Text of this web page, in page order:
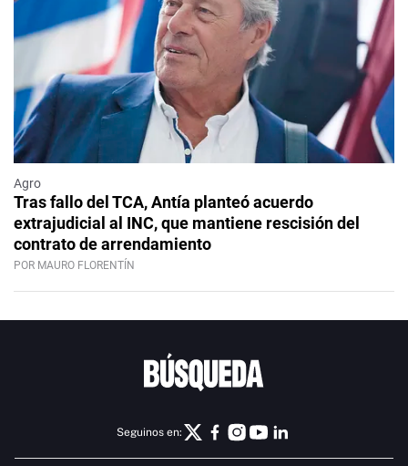
Agro
Tras fallo del TCA, Antía planteó acuerdo
extrajudicial al INC, que mantiene rescisión del
contrato de arrendamiento
POR MAURO FLORENTÍN
Seguinos en: